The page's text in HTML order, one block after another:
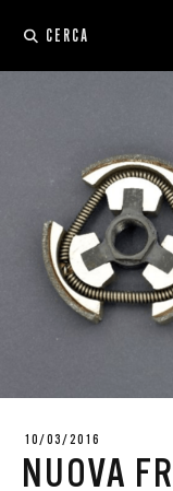
CERCA
10/03/2016
NUOVA